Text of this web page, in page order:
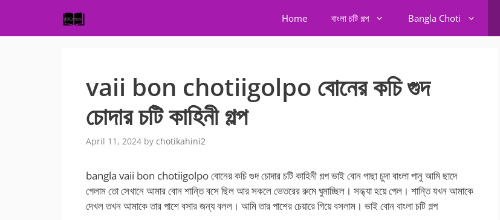
content
Home বাংলা চটি গল্প Bangla Choti
vaii bon chotiigolpo বোনের কচি গুদ
চোদার চটি কাহিনী গল্প
April 11, 2024 by chotikahini2
bangla vaii bon chotiigolpo বোনের কচি গুদ চোদার চটি কাহিনী গল্প ভাই বোন পাছা চুদা বাংলা পানু আমি ছাদে
গেলাম তো সেখানে আমার বোন শান্তি বসে ছিল আর সকলে ভেতরের রুমে ঘুমাচ্ছিল। সন্ধ্যা হয়ে গেল। শান্তি যখন আমাকে
দেখল তখন আমাকে তার পাশে বসার জন্য বলল। আমি তার পাশের চেয়ারে গিয়ে বসলাম। ভাই বোন বাংলা চটি গল্প